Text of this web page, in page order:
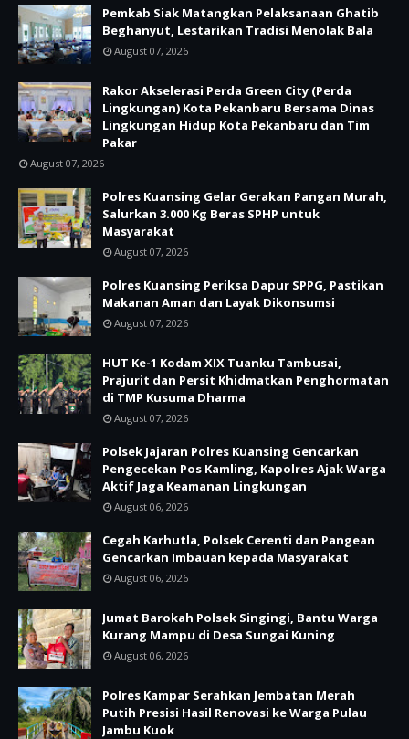
Pemkab Siak Matangkan Pelaksanaan Ghatib
Beghanyut, Lestarikan Tradisi Menolak Bala
August 07, 2026
Rakor Akselerasi Perda Green City (Perda
Lingkungan) Kota Pekanbaru Bersama Dinas
Lingkungan Hidup Kota Pekanbaru dan Tim
Pakar
August 07, 2026
Polres Kuansing Gelar Gerakan Pangan Murah,
Salurkan 3.000 Kg Beras SPHP untuk
Masyarakat
August 07, 2026
Polres Kuansing Periksa Dapur SPPG, Pastikan
Makanan Aman dan Layak Dikonsumsi
August 07, 2026
HUT Ke-1 Kodam XIX Tuanku Tambusai,
Prajurit dan Persit Khidmatkan Penghormatan
di TMP Kusuma Dharma
August 07, 2026
Polsek Jajaran Polres Kuansing Gencarkan
Pengecekan Pos Kamling, Kapolres Ajak Warga
Aktif Jaga Keamanan Lingkungan
August 06, 2026
Cegah Karhutla, Polsek Cerenti dan Pangean
Gencarkan Imbauan kepada Masyarakat
August 06, 2026
Jumat Barokah Polsek Singingi, Bantu Warga
Kurang Mampu di Desa Sungai Kuning
August 06, 2026
Polres Kampar Serahkan Jembatan Merah
Putih Presisi Hasil Renovasi ke Warga Pulau
Jambu Kuok